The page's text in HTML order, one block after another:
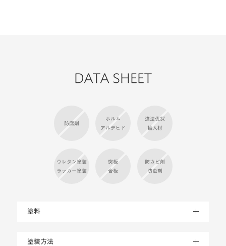
DATA SHEET
防腐剤
ホルム
アルデヒド
違法伐採
輸入材
ウレタン塗装
ラッカー塗装
突板
合板
防カビ剤
防虫剤
塗料
塗装方法